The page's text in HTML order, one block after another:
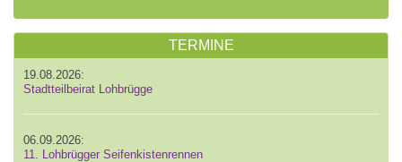
TERMINE
19.08.2026:
Stadtteilbeirat Lohbrügge
06.09.2026:
11. Lohbrügger Seifenkistenrennen